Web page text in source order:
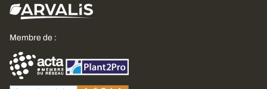
Membre de :